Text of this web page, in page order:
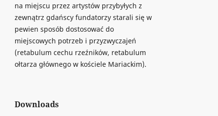
na miejscu przez artystów przybyłych z
zewnątrz gdańscy fundatorzy starali się w
pewien sposób dostosować do
miejscowych potrzeb i przyzwyczajeń
(retabulum cechu rzeźników, retabulum
ołtarza głównego w kościele Mariackim).
Downloads